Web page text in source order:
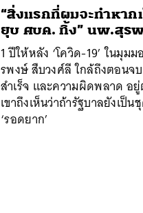
“สิ่งแรกที่ผมจะทำหาก
ยุบ ศบค. ทิ้ง” นพ.สุร
1 ปีให้หลัง ‘โควิด-19’ ในมุม
รพงษ์ สืบวงศ์ลี ใกล้ถึงตอนจ
สำเร็จ และความผิดพลาด อ
เขาถึงเห็นว่าถ้ารัฐบาลยังเป็
‘รอดยาก’